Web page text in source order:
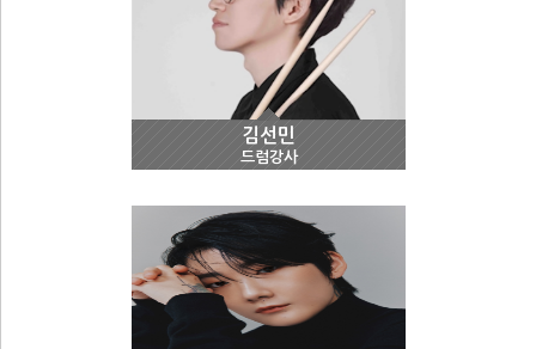
김선민
드럼강사